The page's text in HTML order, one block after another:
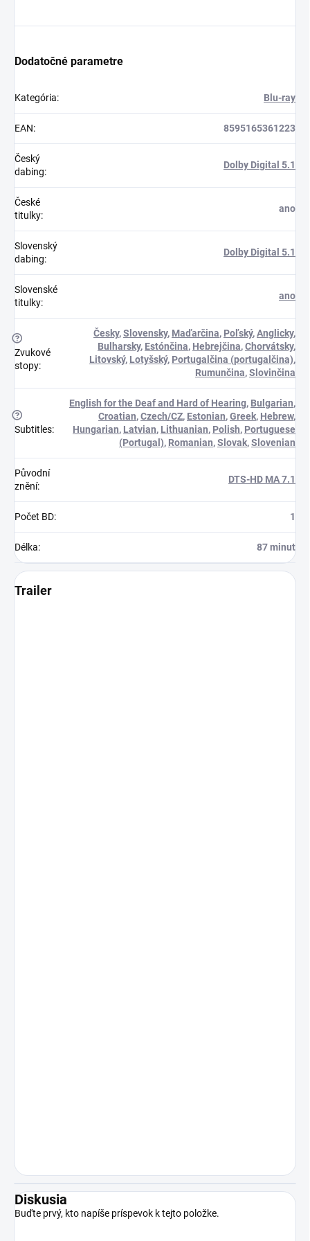
Dodatočné parametre
Kategória: Blu-ray
EAN: 8595165361223
Český
dabing:
Dolby Digital 5.1
České
titulky:
ano
Slovenský
dabing:
Dolby Digital 5.1
Slovenské
titulky:
ano
?
Zvukové
stopy:
Česky,Slovensky, Maďarčina, Poľský,Anglicky,
Bulharsky, Estónčina, Hebrejčina,Chorvátsky,
Litovský, Lotyšský, Portugalčina (portugalčina),
Rumunčina,Slovinčina
?
Subtitles:
English for the Deaf and Hard of Hearing, Bulgarian,
Croatian,Czech/CZ, Estonian,Greek, Hebrew,
Hungarian, Latvian, Lithuanian, Polish, Portuguese
(Portugal), Romanian,Slovak,Slovenian
Původní
znění:
DTS-HD MA 7.1
Počet BD: 1
Délka: 87 minut
Trailer
Diskusia
Buďte prvý, kto napíše príspevok k tejto položke.